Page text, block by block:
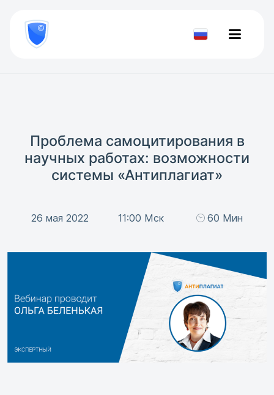
800
777-
81-Проверить
Проблема самоцитирования в
научных работах: возможности
системы «Антиплагиат»
26 мая 2022 11:00 Мск 60 Мин